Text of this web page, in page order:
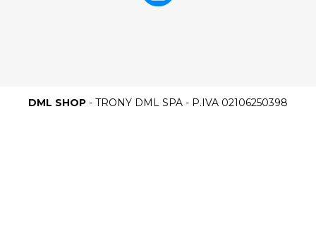
DML SHOP - TRONY DML SPA - P.IVA 02106250398